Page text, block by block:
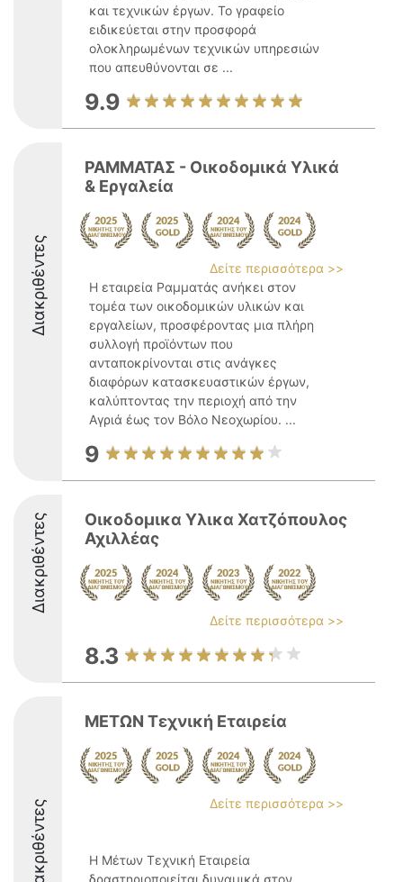
και τεχνικών έργων. Το γραφείο
ειδικεύεται στην προσφορά
ολοκληρωμένων τεχνικών υπηρεσιών
που απευθύνονται σε ...
9.9
Διακριθέντες
ΡΑΜΜΑΤΑΣ - Οικοδομικά Υλικά
& Εργαλεία
Δείτε περισσότερα >>
Η εταιρεία Ραμματάς ανήκει στον
τομέα των οικοδομικών υλικών και
εργαλείων, προσφέροντας μια πλήρη
συλλογή προϊόντων που
ανταποκρίνονται στις ανάγκες
διαφόρων κατασκευαστικών έργων,
καλύπτοντας την περιοχή από την
Αγριά έως τον Βόλο Νεοχωρίου. ...
9
Διακριθέντες
Οικοδομικα Υλικα Χατζόπουλος
Αχιλλέας
Δείτε περισσότερα >>
8.3
Διακριθέντες
ΜΕΤΩΝ Τεχνική Εταιρεία
Δείτε περισσότερα >>
Η Μέτων Τεχνική Εταιρεία
δραστηριοποιείται δυναμικά στον